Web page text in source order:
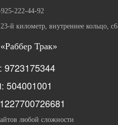
222-44-92
й километр, внутреннее кольцо, с6
Трак»
504001001
любой сложности